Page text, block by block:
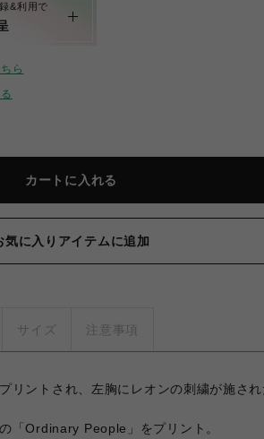
&利用で
ら
カートに入れる
気に入りアイテムに追加
サイズ 注意事項
リントされ、左胸にレオンの刺繍が施され
「Ordinary People」をプリント。